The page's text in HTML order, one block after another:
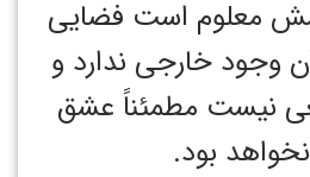
معلوم است فضایی
وجود خارجی ندارد و
نیست مطمئناً عشق
بود.